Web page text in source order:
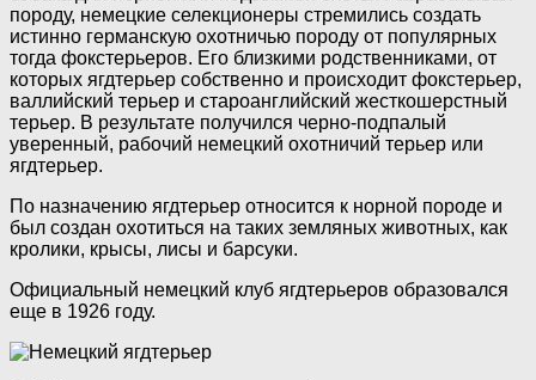
породу, немецкие селекционеры стремились создать
истинно германскую охотничью породу от популярных
тогда фокстерьеров. Его близкими родственниками, от
которых ягдтерьер собственно и происходит фокстерьер,
валлийский терьер и староанглийский жесткошерстный
терьер. В результате получился черно-подпалый
уверенный, рабочий немецкий охотничий терьер или
ягдтерьер.
По назначению ягдтерьер относится к норной породе и
был создан охотиться на таких земляных животных, как
кролики, крысы, лисы и барсуки.
Официальный немецкий клуб ягдтерьеров образовался
еще в 1926 году.